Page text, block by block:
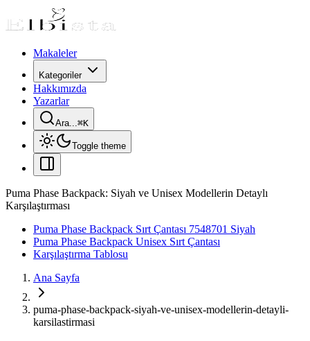
Makaleler
Kategoriler
Hakkımızda
Yazarlar
Ara...⌘K
Toggle theme
Puma Phase Backpack: Siyah ve Unisex Modellerin Detaylı
Karşılaştırması
Puma Phase Backpack Sırt Çantası 7548701 Siyah
Puma Phase Backpack Unisex Sırt Çantası
Karşılaştırma Tablosu
Ana Sayfa
puma-phase-backpack-siyah-ve-unisex-modellerin-detayli-
karsilastirmasi